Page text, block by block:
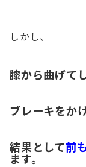
しかし、
膝から曲げて
ブレーキをか
結果として前
ます。